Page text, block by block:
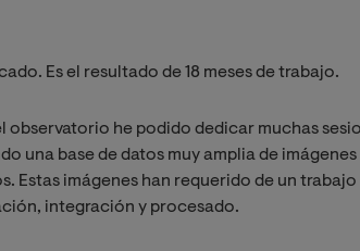
Es el resultado de 18 meses de trabajo.
observatorio he podido dedicar muchas
una base de datos muy amplia de imágenes
Estas imágenes han requerido de un trabajo
integración y procesado.